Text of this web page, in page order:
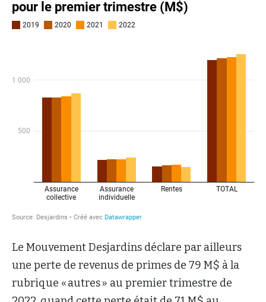
Le Mouvement Desjardins déclare par ailleurs
une perte de revenus de primes de 79 M$ à la
rubrique « autres » au premier trimestre de